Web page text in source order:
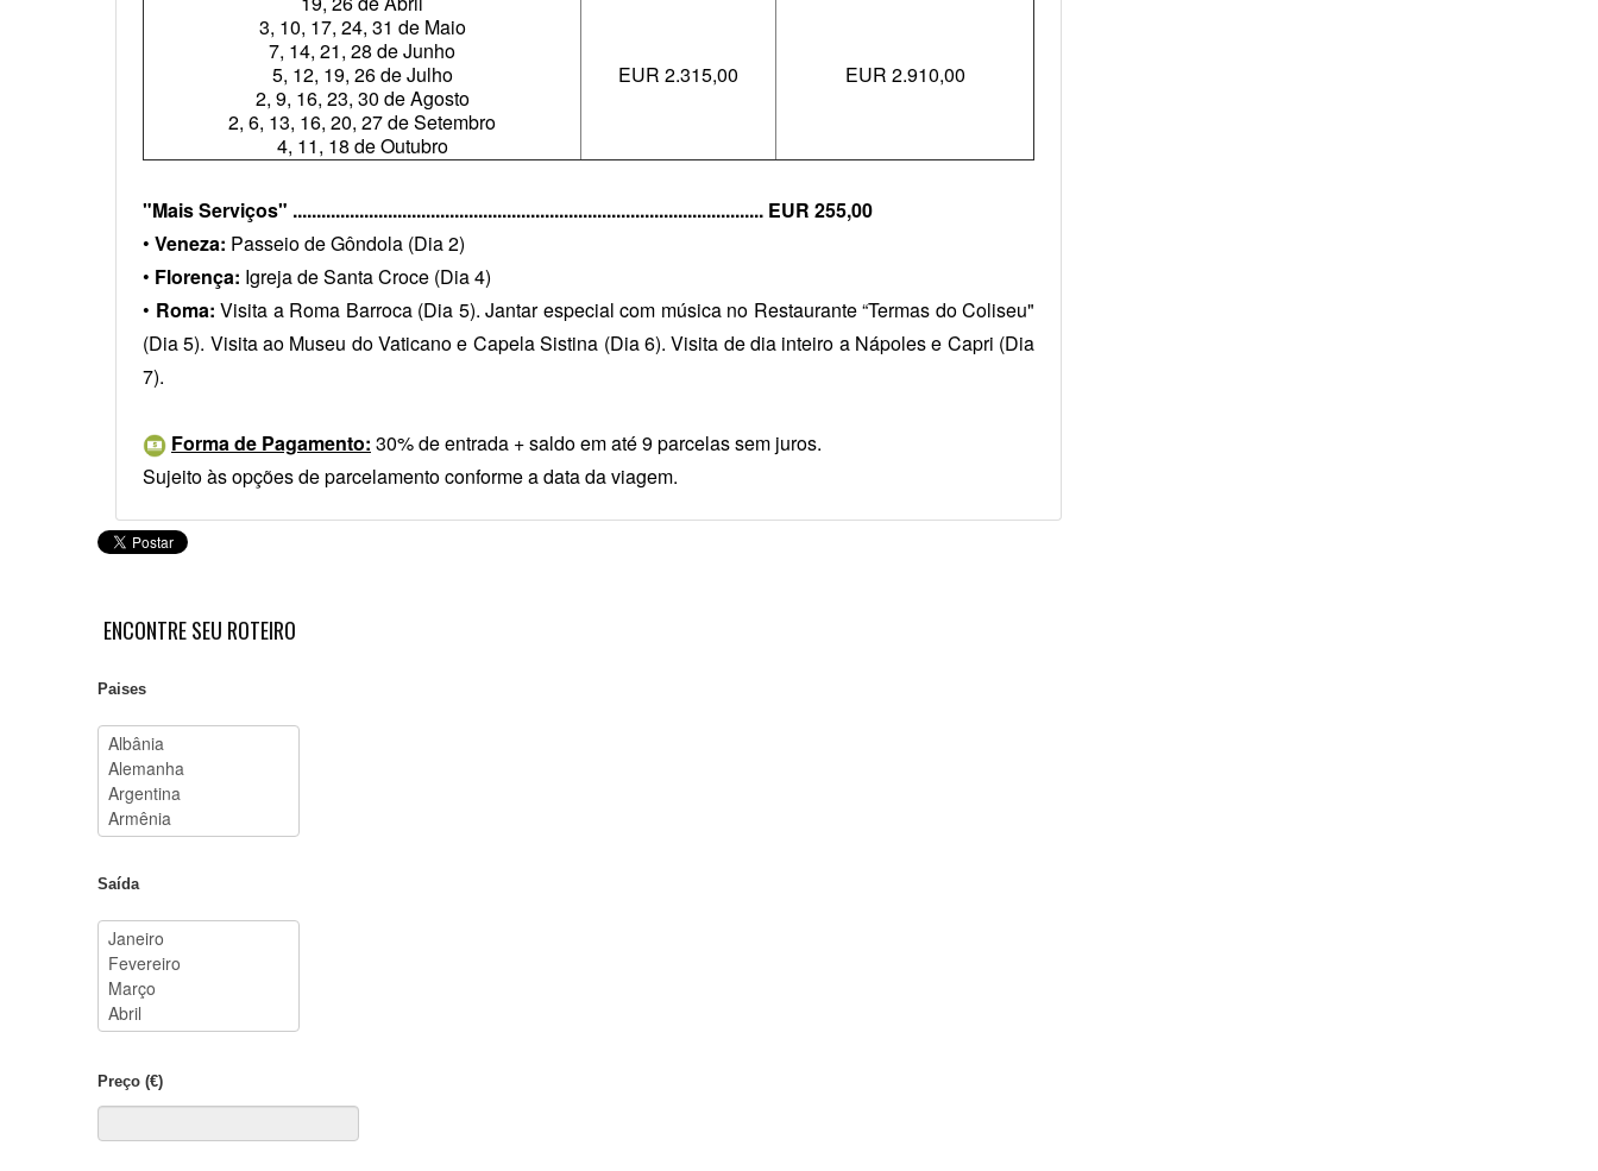
3, 10, 17, 24, 31 de Maio
7, 14, 21, 28 de Junho
5, 12, 19, 26 de Julho
2, 9, 16, 23, 30 de Agosto
2, 6, 13, 16, 20, 27 de Setembro
4, 11, 18 de Outubro
EUR 2.315,00 EUR 2.910,00
"Mais Serviços" ................................................................................................... EUR 255,00
• Veneza: Passeio de Gôndola (Dia 2)
• Florença: Igreja de Santa Croce (Dia 4)
• Roma: Visita a Roma Barroca (Dia 5). Jantar especial com música no Restaurante “Termas do Coliseu"
(Dia 5). Visita ao Museu do Vaticano e Capela Sistina (Dia 6). Visita de dia inteiro a Nápoles e Capri (Dia
7).
Forma de Pagamento: 30% de entrada + saldo em até 9 parcelas sem juros.
Sujeito às opções de parcelamento conforme a data da viagem.
ENCONTRESEU ROTEIRO
Paises
Saída
Preço (€)